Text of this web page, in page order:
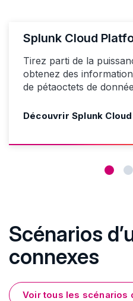
Splunk Cloud
Tirez parti de la
obtenez des
de pétaoctets de
Découvrir Splunk
Scénarios
connexes
Voir tous les scénarios